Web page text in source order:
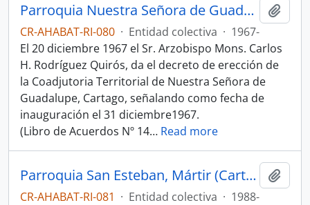
Parroquia Nuestra Señora de Guadalupe (Cartago)
CR-AHABAT-RI-080 · Entidad colectiva · 1967-
El 20 diciembre 1967 el Sr. Arzobispo Mons. Carlos
H. Rodríguez Quirós, da el decreto de erección de
la Coadjutoria Territorial de Nuestra Señora de
Guadalupe, Cartago, señalando como fecha de
inauguración el 31 diciembre1967.
(Libro de Acuerdos Nº 14… Read more
Parroquia San Esteban, Mártir (Cartago)
CR-AHABAT-RI-081 · Entidad colectiva · 1988-